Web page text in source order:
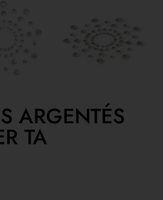
ARGENTÉS
TA